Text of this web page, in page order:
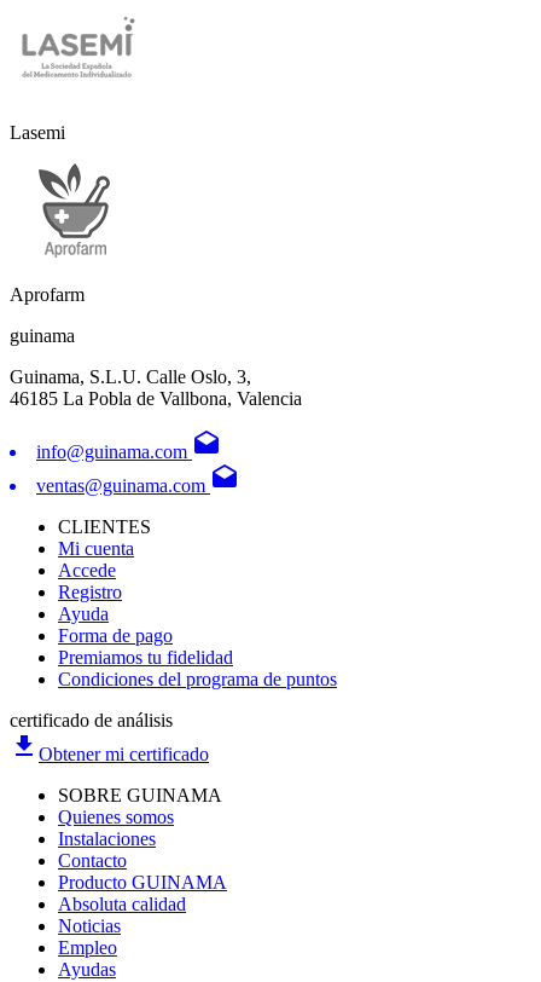
Lasemi
Aprofarm
guinama
Guinama, S.L.U. Calle Oslo, 3,
46185 La Pobla de Vallbona, Valencia
info@guinama.com drafts
ventas@guinama.com drafts
CLIENTES
Mi cuenta
Accede
Registro
Ayuda
Forma de pago
Premiamos tu fidelidad
Condiciones del programa de puntos
certificado de análisis
file_download Obtener mi certificado
SOBRE GUINAMA
Quienes somos
Instalaciones
Contacto
Producto GUINAMA
Absoluta calidad
Noticias
Empleo
Ayudas